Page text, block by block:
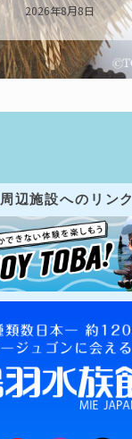
2026年8月8日
周辺施設へのリンク